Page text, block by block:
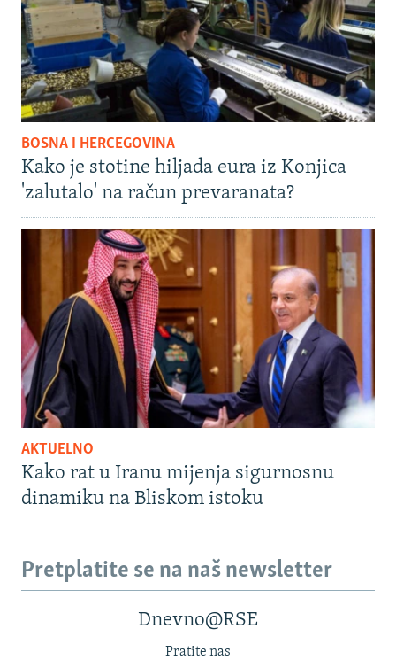
BOSNA I HERCEGOVINA
Kako je stotine hiljada eura iz Konjica
'zalutalo' na račun prevaranata?
AKTUELNO
Kako rat u Iranu mijenja sigurnosnu
dinamiku na Bliskom istoku
Pretplatite se na naš newsletter
Dnevno@RSE
Pratite nas